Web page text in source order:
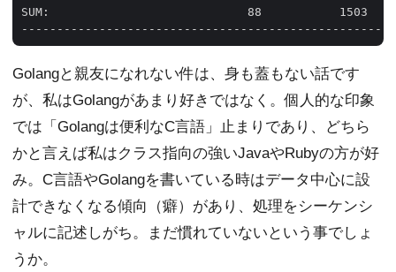
SUM:                            88           1503
Golangと親友になれない件は、身も蓋もない話です
が、私はGolangがあまり好きではなく。個人的な印象
では「Golangは便利なC言語」止まりであり、どちら
かと言えば私はクラス指向の強いJavaやRubyの方が好
み。C言語やGolangを書いている時はデータ中心に設
計できなくなる傾向（癖）があり、処理をシーケンシ
ャルに記述しがち。まだ慣れていないという事でしょ
うか。